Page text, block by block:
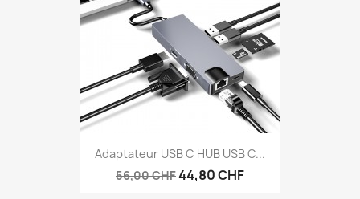
Adaptateur USB C HUB USB C...
56,00 CHF44,80 CHF